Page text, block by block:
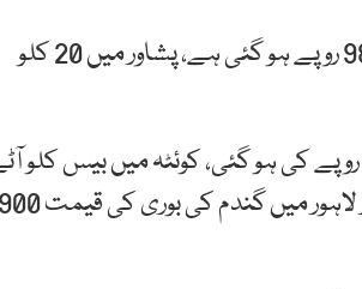
نجی ٹی وی کے مطابق پشاور میں 100 کلوگرام گندم کی بوری کی قیمت 9800 روپے ہو گئی ہے، پشاور میں 20 کلو
کوئٹہ میں گندم کی قیمت میں اضافے کے بعد سو کلو گرام کی بوری 9600 روپے کی ہو گئی، کوئٹہ میں بیس
کے تھیلے کی قیمت 2130 روپے تک پہنچ گئی ہے۔اسلام آباد، راولپنڈی اور لاہور میں